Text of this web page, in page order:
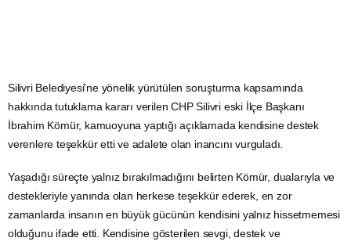
Silivri Belediyesi'ne yönelik yürütülen soruşturma kapsamında
hakkında tutuklama kararı verilen CHP Silivri eski İlçe Başkanı
İbrahim Kömür, kamuoyuna yaptığı açıklamada kendisine destek
verenlere teşekkür etti ve adalete olan inancını vurguladı.
Yaşadığı süreçte yalnız bırakılmadığını belirten Kömür, dualarıyla ve
destekleriyle yanında olan herkese teşekkür ederek, en zor
zamanlarda insanın en büyük gücünün kendisini yalnız hissetmemesi
olduğunu ifade etti. Kendisine gösterilen sevgi, destek ve